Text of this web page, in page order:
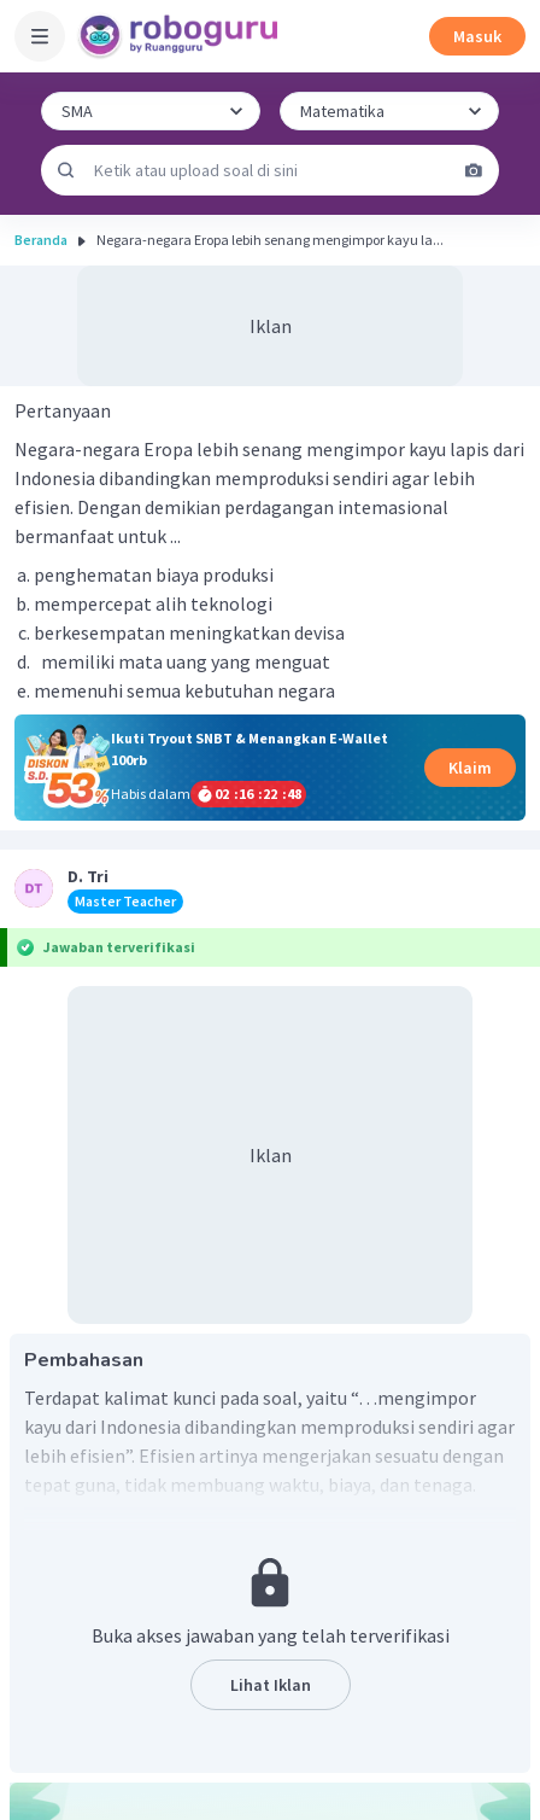
Masuk
Beranda Negara-negara Eropa lebih senang mengimpor kayu la...
Iklan
Pertanyaan
Negara-negara Eropa lebih senang mengimpor kayu lapis dari
Indonesia dibandingkan memproduksi sendiri agar lebih
efisien. Dengan demikian perdagangan intemasional
bermanfaat untuk ...
penghematan biaya produksi
mempercepat alih teknologi
berkesempatan meningkatkan devisa
memiliki mata uang yang menguat
memenuhi semua kebutuhan negara
Ikuti Tryout SNBT & Menangkan E-Wallet
100rb
Habis dalam
02 :16 :22 :48
Klaim
D. Tri
Master Teacher
Jawaban terverifikasi
Iklan
Pembahasan
Terdapat kalimat kunci pada soal, yaitu “…mengimpor
kayu dari Indonesia dibandingkan memproduksi sendiri agar
lebih efisien”. Efisien artinya mengerjakan sesuatu dengan
tepat guna, tidak membuang waktu, biaya, dan tenaga.
Buka akses jawaban yang telah terverifikasi
Lihat Iklan